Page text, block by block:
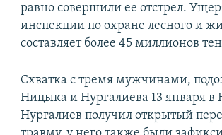
равно совершили ее отстрел.
инспекции по охране лесного и
составляет более 45 миллионов
Схватка с тремя мужчинами,
Ницыка и Нургалиева 13 января
Нургалиев получил открытый